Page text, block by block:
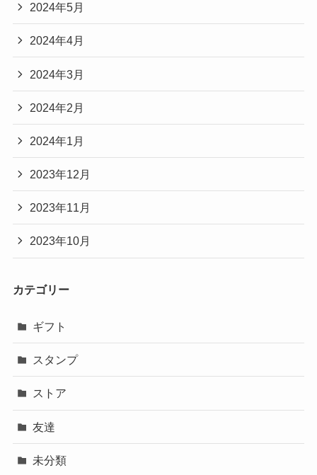
2024年5月
2024年4月
2024年3月
2024年2月
2024年1月
2023年12月
2023年11月
2023年10月
カテゴリー
ギフト
スタンプ
ストア
友達
未分類